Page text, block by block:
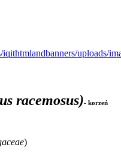
racemosus)- korzeń
)